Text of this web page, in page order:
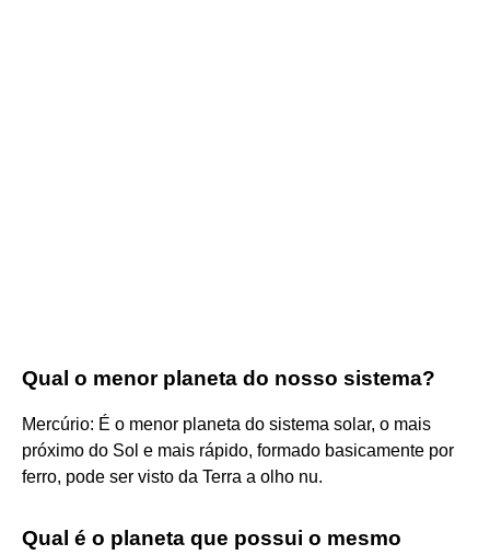
Qual o menor planeta do nosso sistema?
Mercúrio: É o menor planeta do sistema solar, o mais
próximo do Sol e mais rápido, formado basicamente por
ferro, pode ser visto da Terra a olho nu.
Qual é o planeta que possui o mesmo